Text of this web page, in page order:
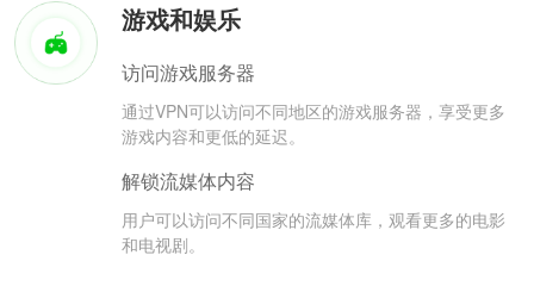
游戏和娱乐
访问游戏服务器
通过VPN可以访问不同地区的游戏服务器，享受更多
游戏内容和更低的延迟。
解锁流媒体内容
用户可以访问不同国家的流媒体库，观看更多的电影
和电视剧。